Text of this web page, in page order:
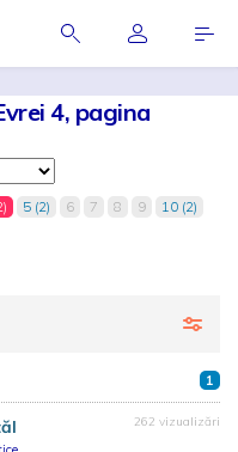
4, pagina
5 (2) 6 7 8 9
10 (2)
1
262 vizualizări